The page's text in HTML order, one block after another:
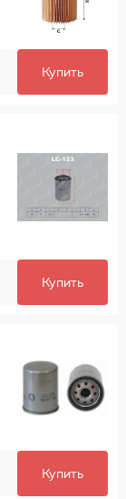
Купить
Купить
Купить